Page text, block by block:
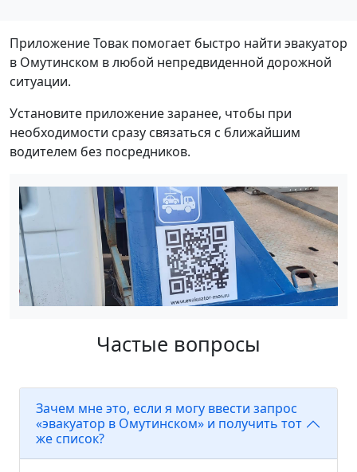
Приложение Товак помогает быстро найти эвакуатор
в Омутинском в любой непредвиденной дорожной
ситуации.
Установите приложение заранее, чтобы при
необходимости сразу связаться с ближайшим
водителем без посредников.
Частые вопросы
Зачем мне это, если я могу ввести запрос
«эвакуатор в Омутинском» и получить тот
же список?